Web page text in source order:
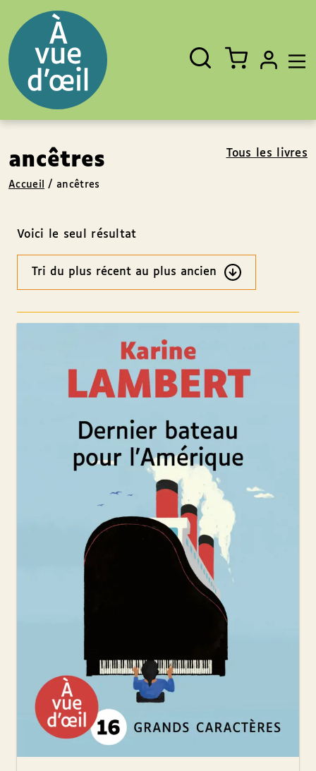
Fermer
Rechercher
un
livre,
un
auteur,
un
EAN
ancêtres Tous les livres
Accueil /ancêtres
Voici le seul résultat
Ordre